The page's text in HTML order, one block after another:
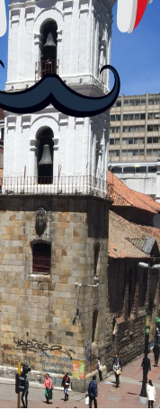
otros humanos
fue lanzada en
de 37 millones
Desde 2022,